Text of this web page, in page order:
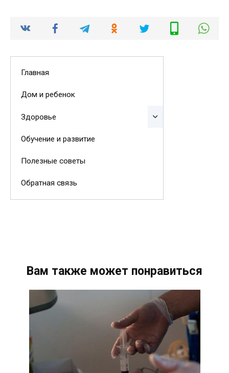
Главная
Дом и ребенок
Здоровье
Обучение и развитие
Полезные советы
Обратная связь
Вам также может понравиться